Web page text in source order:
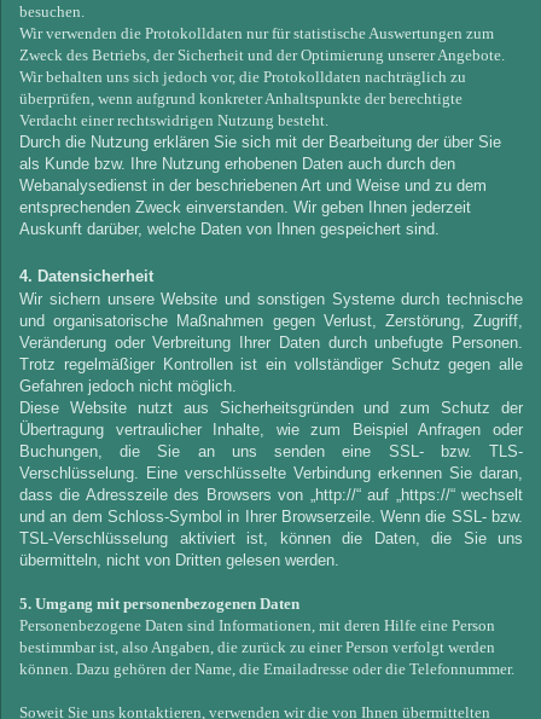
besuchen.
Wir verwenden die Protokolldaten nur für statistische Auswertungen zum
Zweck des Betriebs, der Sicherheit und der Optimierung unserer Angebote.
Wir behalten uns sich jedoch vor, die Protokolldaten nachträglich zu
überprüfen, wenn aufgrund konkreter Anhaltspunkte der berechtigte
Verdacht einer rechtswidrigen Nutzung besteht.
Durch die Nutzung erklären Sie sich mit der Bearbeitung der über Sie
als Kunde bzw. Ihre Nutzung erhobenen Daten auch durch den
Webanalysedienst in der beschriebenen Art und Weise und zu dem
entsprechenden Zweck einverstanden. Wir geben Ihnen jederzeit
Auskunft darüber, welche Daten von Ihnen gespeichert sind.
4. Datensicherheit
Wir sichern unsere Website und sonstigen Systeme durch technische
und organisatorische Maßnahmen gegen Verlust, Zerstörung, Zugriff,
Veränderung oder Verbreitung Ihrer Daten durch unbefugte Personen.
Trotz regelmäßiger Kontrollen ist ein vollständiger Schutz gegen alle
Gefahren jedoch nicht möglich.
Diese Website nutzt aus Sicherheitsgründen und zum Schutz der
Übertragung vertraulicher Inhalte, wie zum Beispiel Anfragen oder
Buchungen, die Sie an uns senden eine SSL- bzw. TLS-
Verschlüsselung. Eine verschlüsselte Verbindung erkennen Sie daran,
dass die Adresszeile des Browsers von „http://“ auf „https://“ wechselt
und an dem Schloss-Symbol in Ihrer Browserzeile. Wenn die SSL- bzw.
TSL-Verschlüsselung aktiviert ist, können die Daten, die Sie uns
übermitteln, nicht von Dritten gelesen werden.
5. Umgang mit personenbezogenen Daten
Personenbezogene Daten sind Informationen, mit deren Hilfe eine Person
bestimmbar ist, also Angaben, die zurück zu einer Person verfolgt werden
können. Dazu gehören der Name, die Emailadresse oder die Telefonnummer.
Soweit Sie uns kontaktieren, verwenden wir die von Ihnen übermittelten